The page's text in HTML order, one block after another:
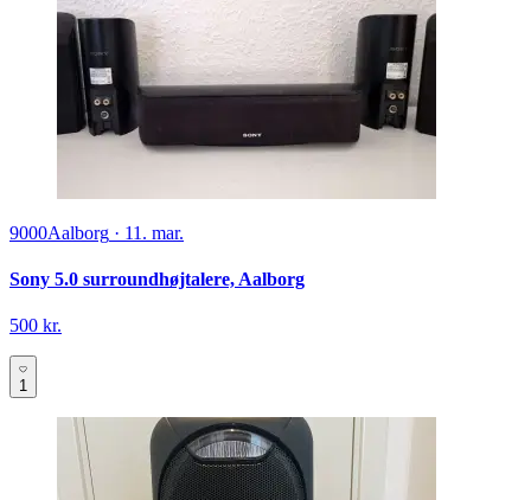
9000Aalborg · 11. mar.
Sony 5.0 surroundhøjtalere, Aalborg
500 kr.
1